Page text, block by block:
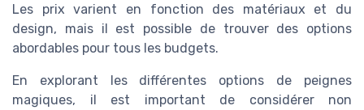
Les prix varient en fonction des matériaux et du
design, mais il est possible de trouver des options
abordables pour tous les budgets.
En explorant les différentes options de peignes
magiques, il est important de considérer non